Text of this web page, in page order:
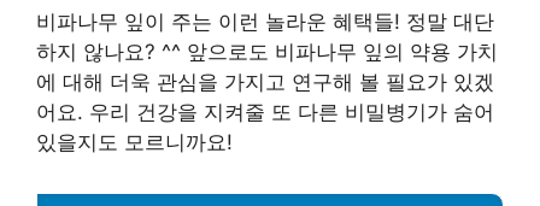
비파나무 잎이 주는 이런 놀라운 혜택들! 정말 대단
하지 않나요? ^^ 앞으로도 비파나무 잎의 약용 가치
에 대해 더욱 관심을 가지고 연구해 볼 필요가 있겠
어요. 우리 건강을 지켜줄 또 다른 비밀병기가 숨어
있을지도 모르니까요!